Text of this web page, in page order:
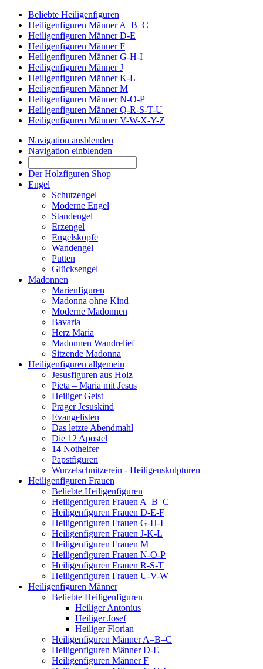
Beliebte Heiligenfiguren
Heiligenfiguren Männer A–B–C
Heiligenfiguren Männer D-E
Heiligenfiguren Männer F
Heiligenfiguren Männer G-H-I
Heiligenfiguren Männer J
Heiligenfiguren Männer K-L
Heiligenfiguren Männer M
Heiligenfiguren Männer N-O-P
Heiligenfiguren Männer Q-R-S-T-U
Heiligenfiguren Männer V-W-X-Y-Z
Navigation ausblenden
Navigation einblenden
Der Holzfiguren Shop
Engel
Schutzengel
Moderne Engel
Standengel
Erzengel
Engelsköpfe
Wandengel
Putten
Glücksengel
Madonnen
Marienfiguren
Madonna ohne Kind
Moderne Madonnen
Bavaria
Herz Maria
Madonnen Wandrelief
Sitzende Madonna
Heiligenfiguren allgemein
Jesusfiguren aus Holz
Pieta – Maria mit Jesus
Heiliger Geist
Prager Jesuskind
Evangelisten
Das letzte Abendmahl
Die 12 Apostel
14 Nothelfer
Papstfiguren
Wurzelschnitzerein - Heiligenskulpturen
Heiligenfiguren Frauen
Beliebte Heiligenfiguren
Heiligenfiguren Frauen A–B–C
Heiligenfiguren Frauen D-E-F
Heiligenfiguren Frauen G-H-I
Heiligenfiguren Frauen J-K-L
Heiligenfiguren Frauen M
Heiligenfiguren Frauen N-O-P
Heiligenfiguren Frauen R-S-T
Heiligenfiguren Frauen U-V-W
Heiligenfiguren Männer
Beliebte Heiligenfiguren
Heiliger Antonius
Heiliger Josef
Heiliger Florian
Heiligenfiguren Männer A–B–C
Heiligenfiguren Männer D-E
Heiligenfiguren Männer F